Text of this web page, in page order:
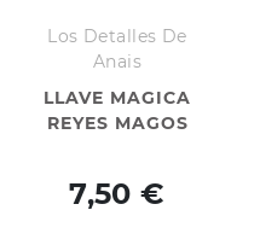
Los Detalles De
Anais
LLAVE MAGICA
REYES MAGOS
7,50 €